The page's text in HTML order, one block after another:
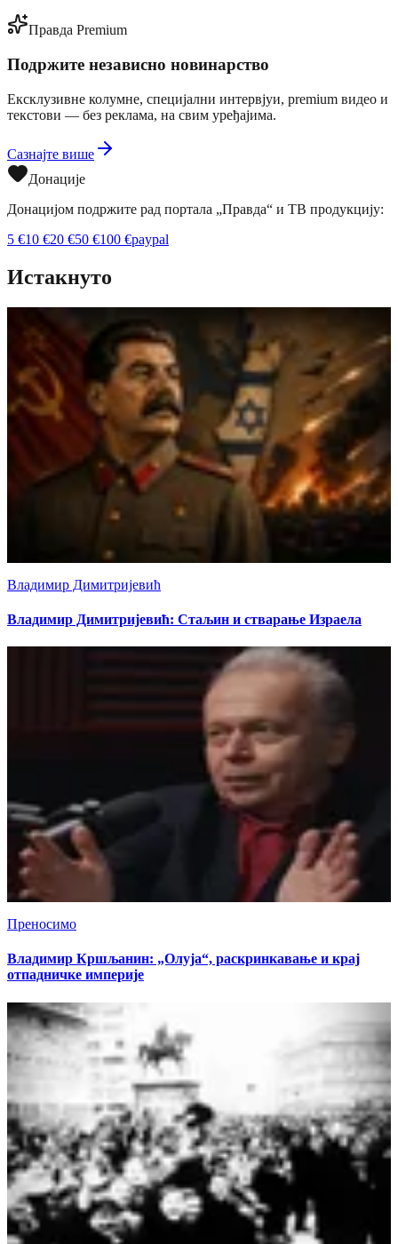
Правда Premium
Подржите независно новинарство
Ексклузивне колумне, специјални интервјуи, premium видео и
текстови — без реклама, на свим уређајима.
Сазнајте више
Донације
Донацијом подржите рад портала „Правда“ и ТВ продукцију:
5 €10 €20 €50 €100 €paypal
Истакнуто
Владимир Димитријевић
Владимир Димитријевић: Стаљин и стварање Израела
Преносимо
Владимир Кршљанин: „Олуја“, раскринкавање и крај
отпадничке империје